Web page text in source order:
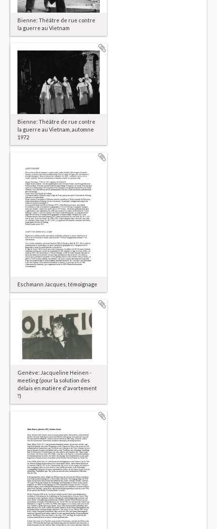
Bienne: Théâtre de rue contre
la guerre au Vietnam
Bienne: Théâtre de rue contre
la guerre au Vietnam, automne
1972
Eschmann Jacques, témoignage
Genève: Jacqueline Heinen -
meeting (pour la solution des
délais en matière d'avortement
?)